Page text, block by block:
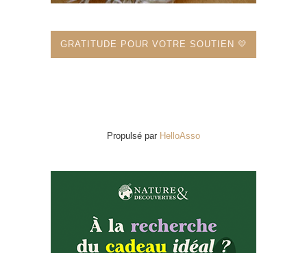
GRATITUDE POUR VOTRE SOUTIEN 💛
Propulsé par HelloAsso